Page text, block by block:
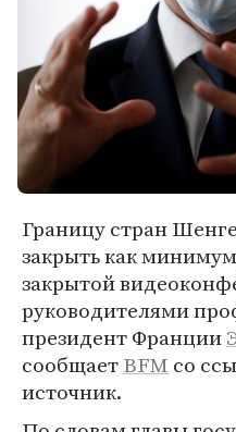
Границу стран
закрыть как
закрытой
руководителями
президент Франции
сообщаетBFM со
источник.